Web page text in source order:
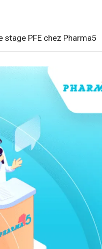
stage PFE chez Pharma5